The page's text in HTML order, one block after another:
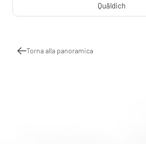
Quäldich
Torna alla panoramica